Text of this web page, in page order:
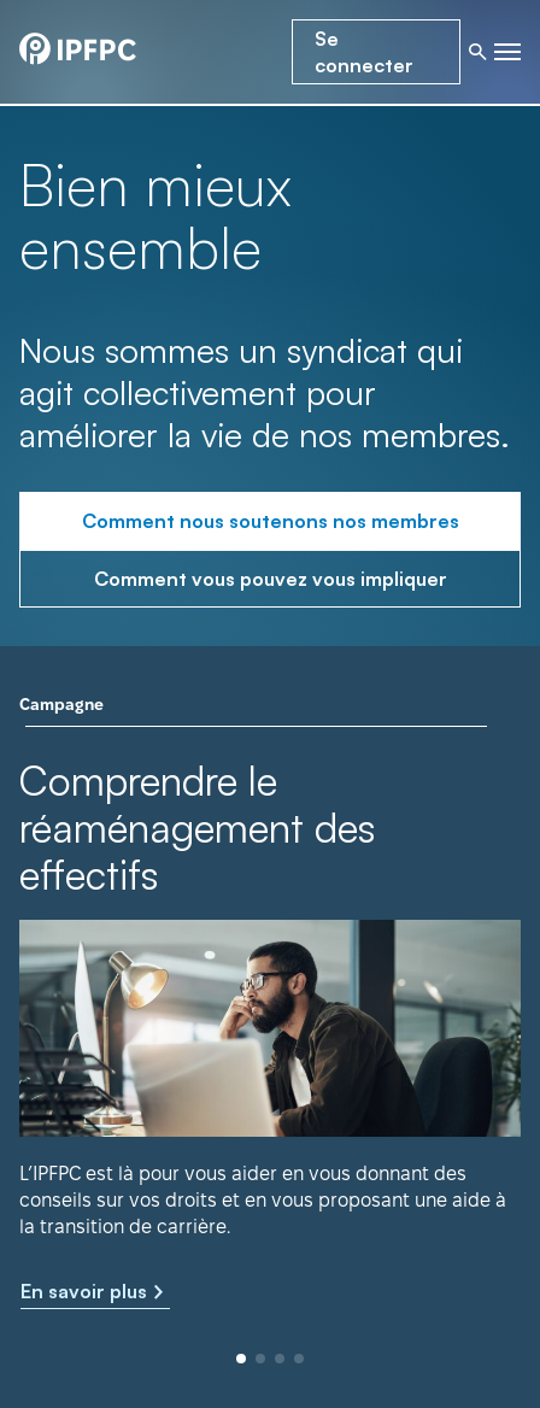
Se
connecter
Bien mieux
ensemble
Nous sommes un syndicat qui
agit collectivement pour
améliorer la vie de nos membres.
Comment nous soutenons nos membres
Comment vous pouvez vous impliquer
Campagne
Comprendre le
réaménagement des
effectifs
L’IPFPC est là pour vous aider en vous donnant des
conseils sur vos droits et en vous proposant une aide à
la transition de carrière.
En savoir plus